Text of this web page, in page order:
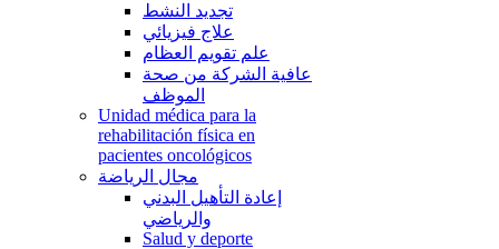
تجديد النشط
علاج فيزيائي
علم تقويم العظام
عافية الشركة من صحة
الموظف
Unidad médica para la
rehabilitación física en
pacientes oncológicos
مجال الرياضة
إعادة التأهيل البدني
والرياضي
Salud y deporte